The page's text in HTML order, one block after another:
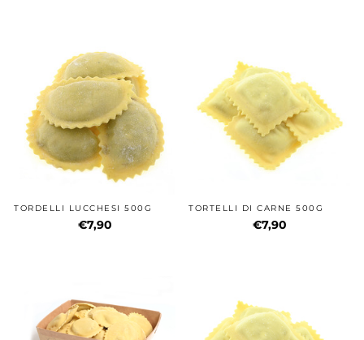
TORDELLI LUCCHESI 500G
€7,90
TORTELLI DI CARNE 500G
€7,90